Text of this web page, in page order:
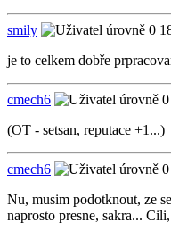
smily
je to celkem dobře
cmech6
(OT - setsan, reputace +1...)
cmech6
Nu, musim podotknout, ze
naprosto presne, sakra...